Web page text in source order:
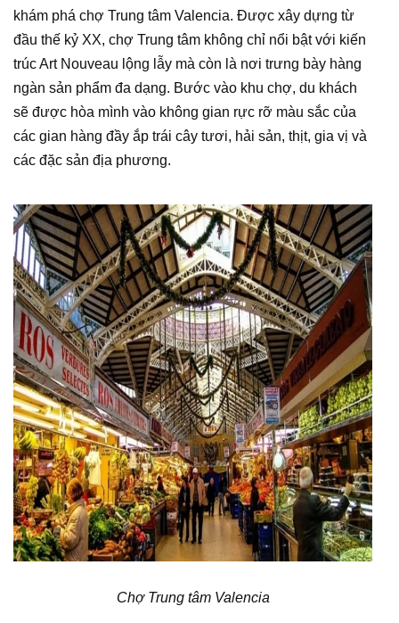
khám phá chợ Trung tâm Valencia. Được xây dựng từ
đầu thế kỷ XX, chợ Trung tâm không chỉ nổi bật với kiến
trúc Art Nouveau lộng lẫy mà còn là nơi trưng bày hàng
ngàn sản phẩm đa dạng. Bước vào khu chợ, du khách
sẽ được hòa mình vào không gian rực rỡ màu sắc của
các gian hàng đầy ắp trái cây tươi, hải sản, thịt, gia vị và
các đặc sản địa phương.
Chợ Trung tâm Valencia